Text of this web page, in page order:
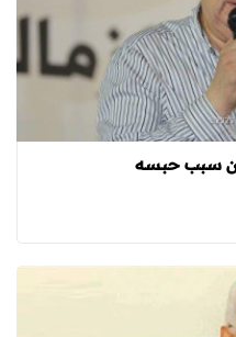
سبب حبسه